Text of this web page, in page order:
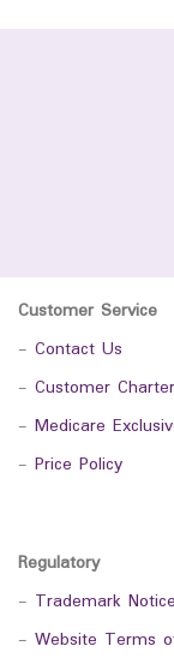
Customer Service
- Contact Us
- Customer Charter
- Medicare
- Price Policy
Regulatory
- Trademark Notice
- Website Terms